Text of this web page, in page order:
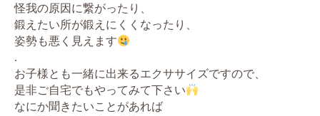
怪我の原因に繋がったり、
鍛えたい所が鍛えにくくなったり、
姿勢も悪く見えます
.
お子様とも一緒に出来るエクササイズですので、
是非ご自宅でもやってみて下さい
なにか聞きたいことがあれば